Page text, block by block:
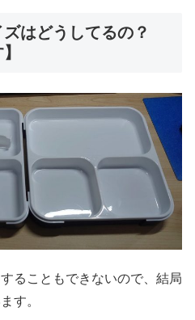
はどうしてるの？
ることもできないので、結局
す。